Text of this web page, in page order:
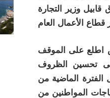
قابيل وزير التجارة
اطلع على الموقف
تحسين الظروف
الفترة الماضية من
المواطنين من